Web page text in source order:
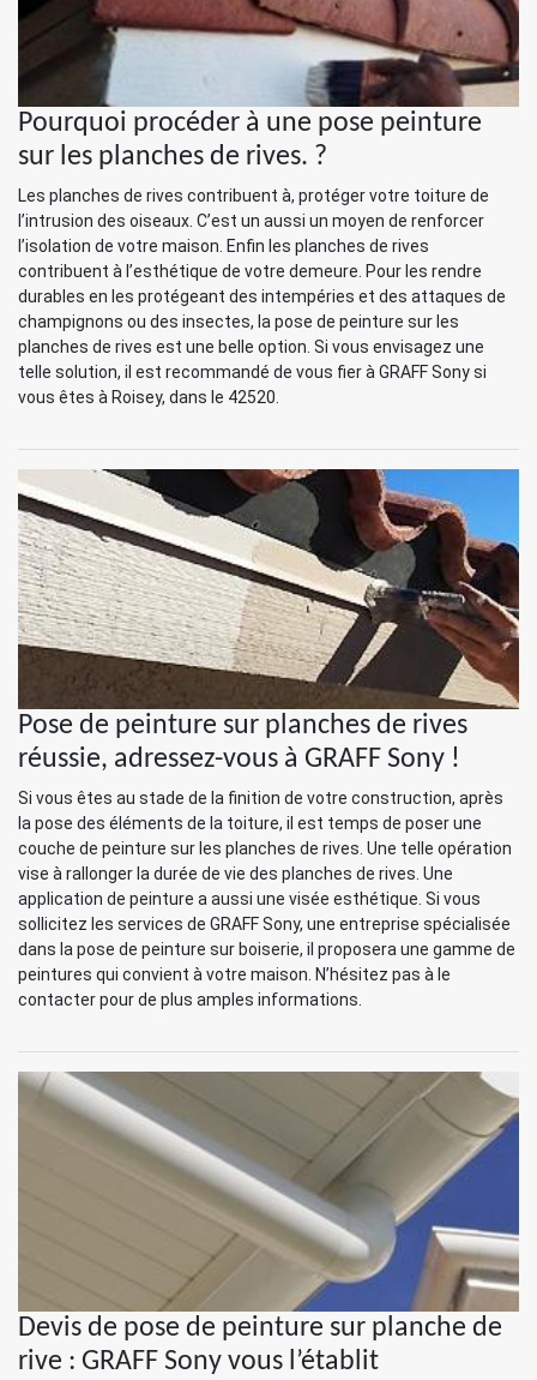
Pourquoi procéder à une pose peinture
sur les planches de rives. ?
Les planches de rives contribuent à, protéger votre toiture de
l’intrusion des oiseaux. C’est un aussi un moyen de renforcer
l’isolation de votre maison. Enfin les planches de rives
contribuent à l’esthétique de votre demeure. Pour les rendre
durables en les protégeant des intempéries et des attaques de
champignons ou des insectes, la pose de peinture sur les
planches de rives est une belle option. Si vous envisagez une
telle solution, il est recommandé de vous fier à GRAFF Sony si
vous êtes à Roisey, dans le 42520.
Pose de peinture sur planches de rives
réussie, adressez-vous à GRAFF Sony !
Si vous êtes au stade de la finition de votre construction, après
la pose des éléments de la toiture, il est temps de poser une
couche de peinture sur les planches de rives. Une telle opération
vise à rallonger la durée de vie des planches de rives. Une
application de peinture a aussi une visée esthétique. Si vous
sollicitez les services de GRAFF Sony, une entreprise spécialisée
dans la pose de peinture sur boiserie, il proposera une gamme de
peintures qui convient à votre maison. N’hésitez pas à le
contacter pour de plus amples informations.
Devis de pose de peinture sur planche de
rive : GRAFF Sony vous l’établit